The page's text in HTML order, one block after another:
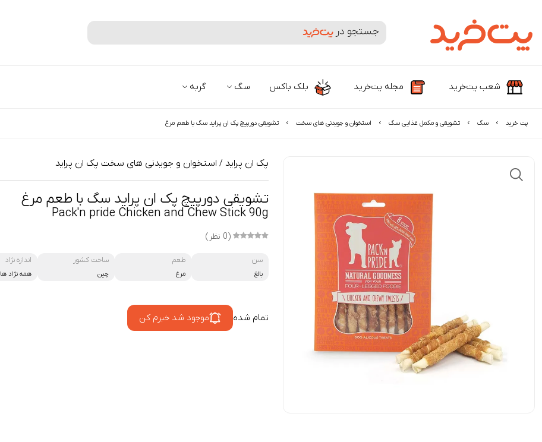
جستجوی محصولات و برندها
شعب پت‌خرید مجله پت‌خرید بلک باکس سگ گربه
پت خرید سگ تشویقی و مکمل غذایی سگ استخوان و جویدنی های سخت تشویقی دورپیچ پک ان پراید سگ با طعم مرغ
پک ان پراید / استخوان و جویدنی های سخت پک ان پراید
تشویقی دورپیچ پک ان پراید سگ با طعم مرغ
Pack'n pride Chicken and Chew Stick 90g
(0 نظر)
سن
بالغ
طعم
مرغ
ساخت کشور
چین
اندازه نژاد
همه نژاد ها
تمام شده موجود شد خبرم کن